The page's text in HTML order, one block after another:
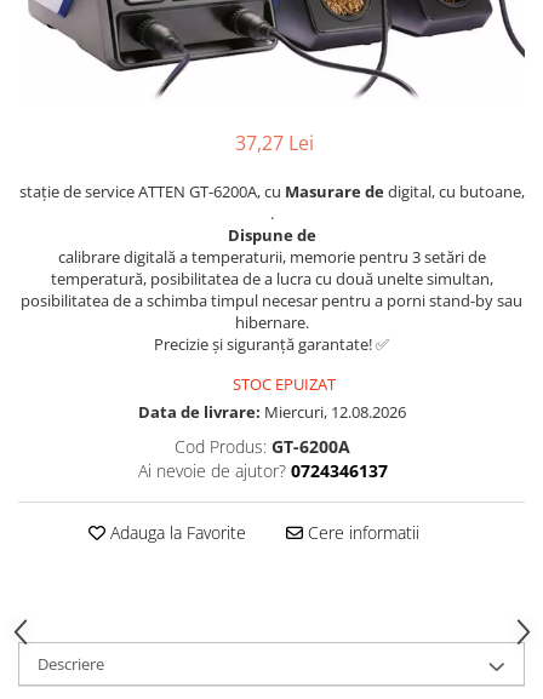
37,27 Lei
stație de service ATTEN GT-6200A, cu Masurare dedigital, cu butoane,
.
Dispune de
calibrare digitală a temperaturii, memorie pentru 3 setări de
temperatură, posibilitatea de a lucra cu două unelte simultan,
posibilitatea de a schimba timpul necesar pentru a porni stand-by sau
hibernare.
Precizie și siguranță garantate! ✅
STOC EPUIZAT
Data de livrare: Miercuri, 12.08.2026
Cod Produs: GT-6200A
Ai nevoie de ajutor? 0724346137
Adauga la Favorite Cere informatii
Descriere